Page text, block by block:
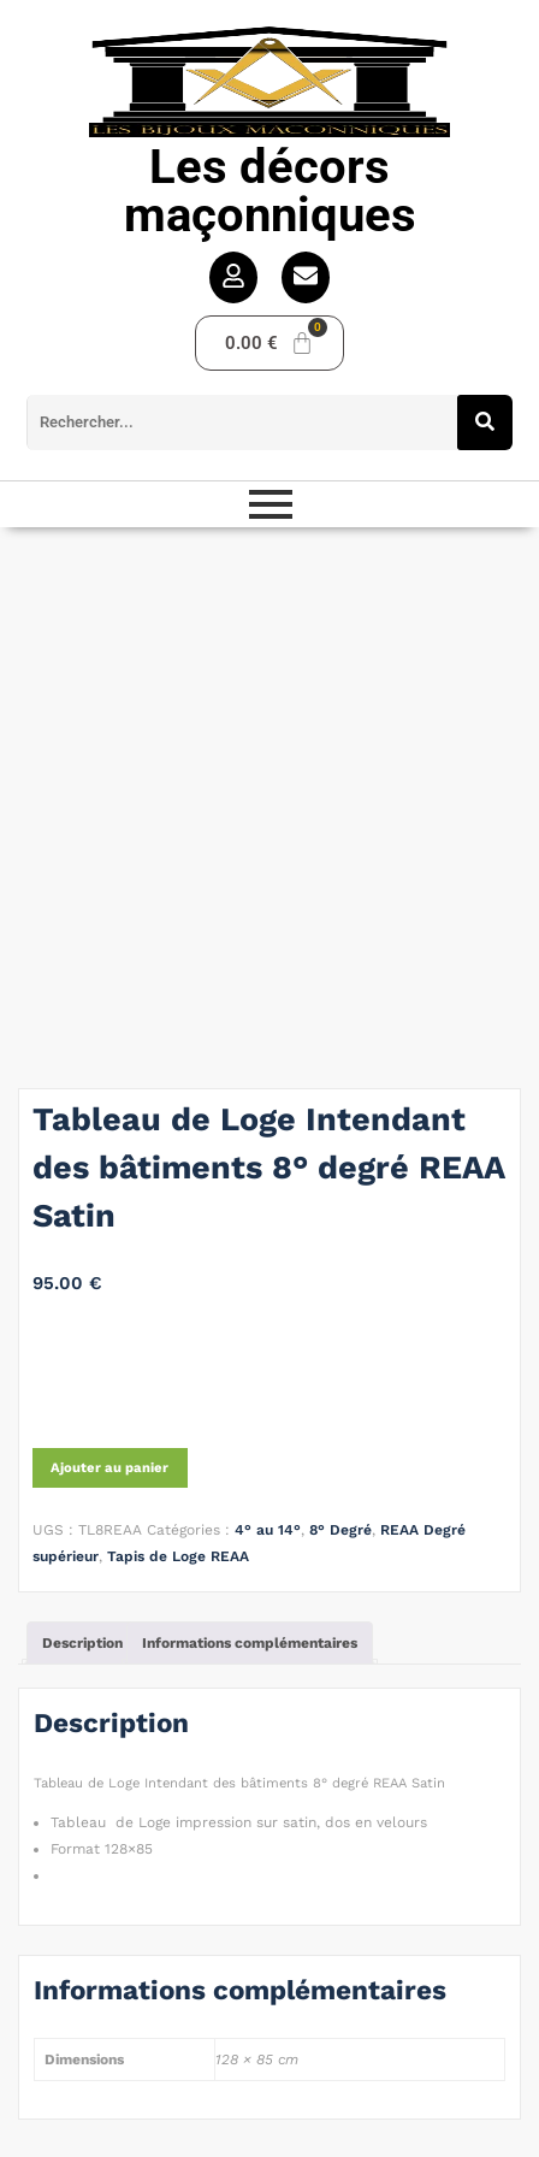
Les décors
maçonniques
0.00 €
Tableau de Loge Intendant
des bâtiments 8° degré REAA
Satin
95.00 €
Ajouter au panier
UGS : TL8REAA Catégories : 4° au 14°, 8° Degré, REAA Degré
supérieur, Tapis de Loge REAA
Description Informations complémentaires
Description
Tableau de Loge Intendant des bâtiments 8° degré REAA Satin
Tableau de Loge impression sur satin, dos en velours
Format 128×85
Informations complémentaires
Dimensions 128 × 85 cm